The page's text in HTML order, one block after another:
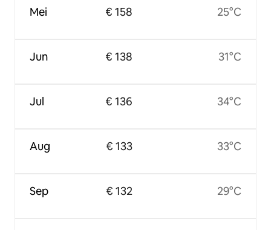
Mei
Jun
Jul
Aug
Sep
€ 158
€ 138
€ 136
€ 133
€ 132
25°C
31°C
34°C
33°C
29°C